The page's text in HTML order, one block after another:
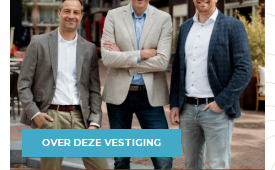
OVER DEZE VESTIGING